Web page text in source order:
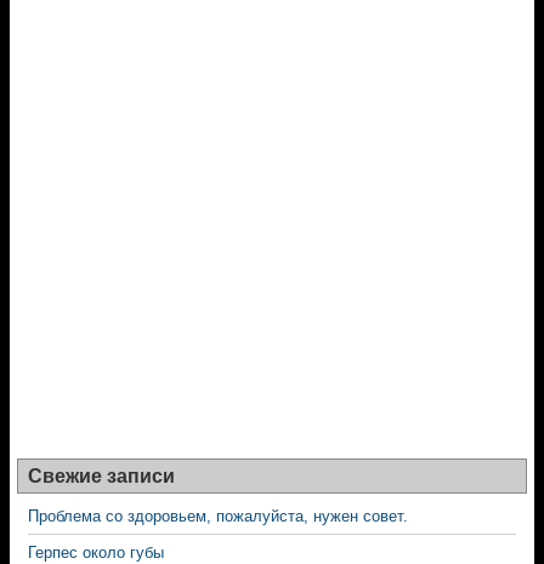
Свежие записи
Проблема со здоровьем, пожалуйста, нужен совет.
Герпес около губы